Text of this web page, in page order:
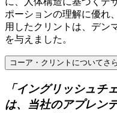
ポーションの理解に優れ
用したクリントは、デン
を与えました。
コーア・クリントについてさ
「イングリッシュチ
は、当社のアプレン